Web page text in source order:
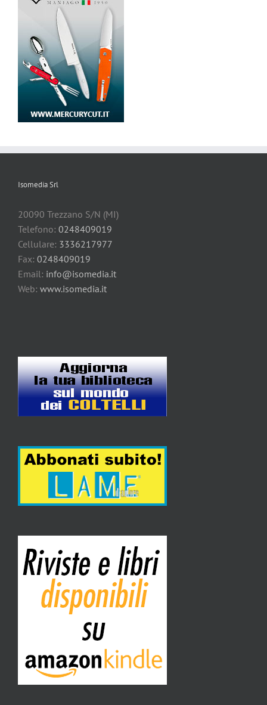
Isomedia Srl
20090 Trezzano S/N (MI)
Telefono: 0248409019
Cellulare: 3336217977
Fax: 0248409019
Email: info@isomedia.it
Web: www.isomedia.it